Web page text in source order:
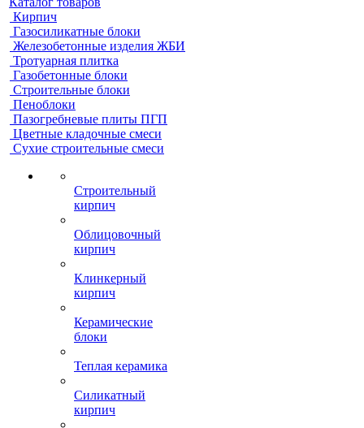
Кирпич
Газосиликатные блоки
Железобетонные изделия ЖБИ
Тротуарная плитка
Газобетонные блоки
Строительные блоки
Пеноблоки
Пазогребневые плиты ПГП
Цветные кладочные смеси
Сухие строительные смеси
Строительный
кирпич
Облицовочный
кирпич
Клинкерный
кирпич
Керамические
блоки
Теплая керамика
Силикатный
кирпич